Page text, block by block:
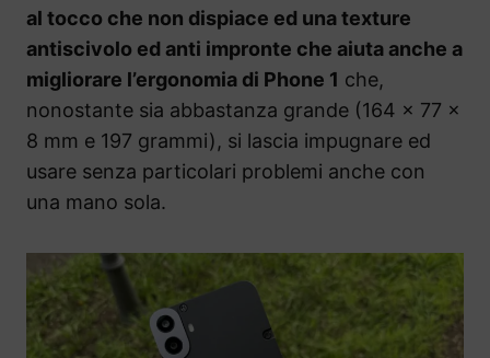
al tocco che non dispiace ed una texture
antiscivolo ed anti impronte che aiuta anche a
migliorare l’ergonomia di Phone 1 che,
nonostante sia abbastanza grande (164 x 77 x
8 mm e 197 grammi), si lascia impugnare ed
usare senza particolari problemi anche con
una mano sola.